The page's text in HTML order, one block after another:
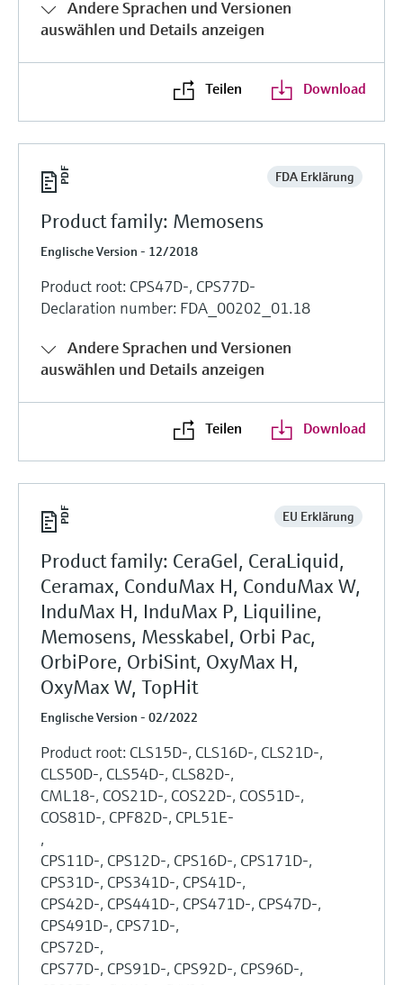
Andere Sprachen und Versionen
auswählen und Details anzeigen
Teilen Download
FDA Erklärung
Product family: Memosens
Englische Version - 12/2018
Product root: CPS47D-, CPS77D-
Declaration number: FDA_00202_01.18
Andere Sprachen und Versionen
auswählen und Details anzeigen
Teilen Download
EU Erklärung
Product family: CeraGel, CeraLiquid,
Ceramax, ConduMax H, ConduMax W,
InduMax H, InduMax P, Liquiline,
Memosens, Messkabel, Orbi Pac,
OrbiPore, OrbiSint, OxyMax H,
OxyMax W, TopHit
Englische Version - 02/2022
Product root: CLS15D-, CLS16D-, CLS21D-,
CLS50D-, CLS54D-, CLS82D-,
CML18-, COS21D-, COS22D-, COS51D-,
COS81D-, CPF82D-, CPL51E-
,
CPS11D-, CPS12D-, CPS16D-, CPS171D-,
CPS31D-, CPS341D-, CPS41D-,
CPS42D-, CPS441D-, CPS471D-, CPS47D-,
CPS491D-, CPS71D-,
CPS72D-,
CPS77D-, CPS91D-, CPS92D-, CPS96D-,